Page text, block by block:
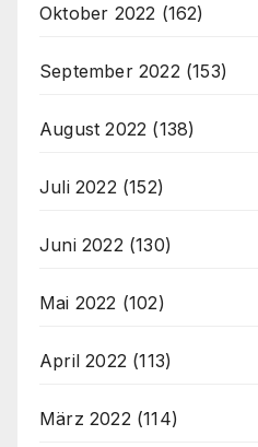
Oktober 2022 (162)
September 2022 (153)
August 2022 (138)
Juli 2022 (152)
Juni 2022 (130)
Mai 2022 (102)
April 2022 (113)
März 2022 (114)